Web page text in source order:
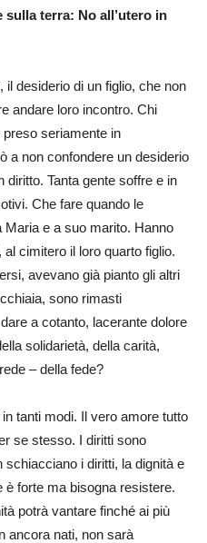
terra: No all’utero in
il desiderio di un figlio, che non
andare loro incontro. Chi
seriamente in
a non confondere un desiderio
diritto. Tanta gente soffre e in
Che fare quando le
e a suo marito. Hanno
cimitero il loro quarto figlio.
avevano già pianto gli altri
sono rimasti
a cotanto, lacerante dolore
solidarietà, della carità,
– della fede?
in tanti modi. Il vero amore tutto
se stesso. I diritti sono
i diritti, la dignità e
è forte ma bisogna resistere.
potrà vantare finché ai più
ancora nati, non sarà